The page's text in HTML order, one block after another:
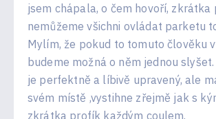
jsem chápala, o čem hovoří, zkrátka
nemůžeme všichni ovládat parketu
Mylím, že pokud to tomuto člověku
budeme možná o něm jednou
je perfektně a líbivě upravený, ale
svém místě ,vystihne zřejmě jak s
zkrátka profík každým coulem.